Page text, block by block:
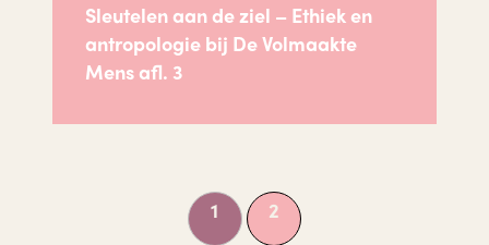
Sleutelen aan de ziel – Ethiek en
antropologie bij De Volmaakte
Mens afl. 3
1 2